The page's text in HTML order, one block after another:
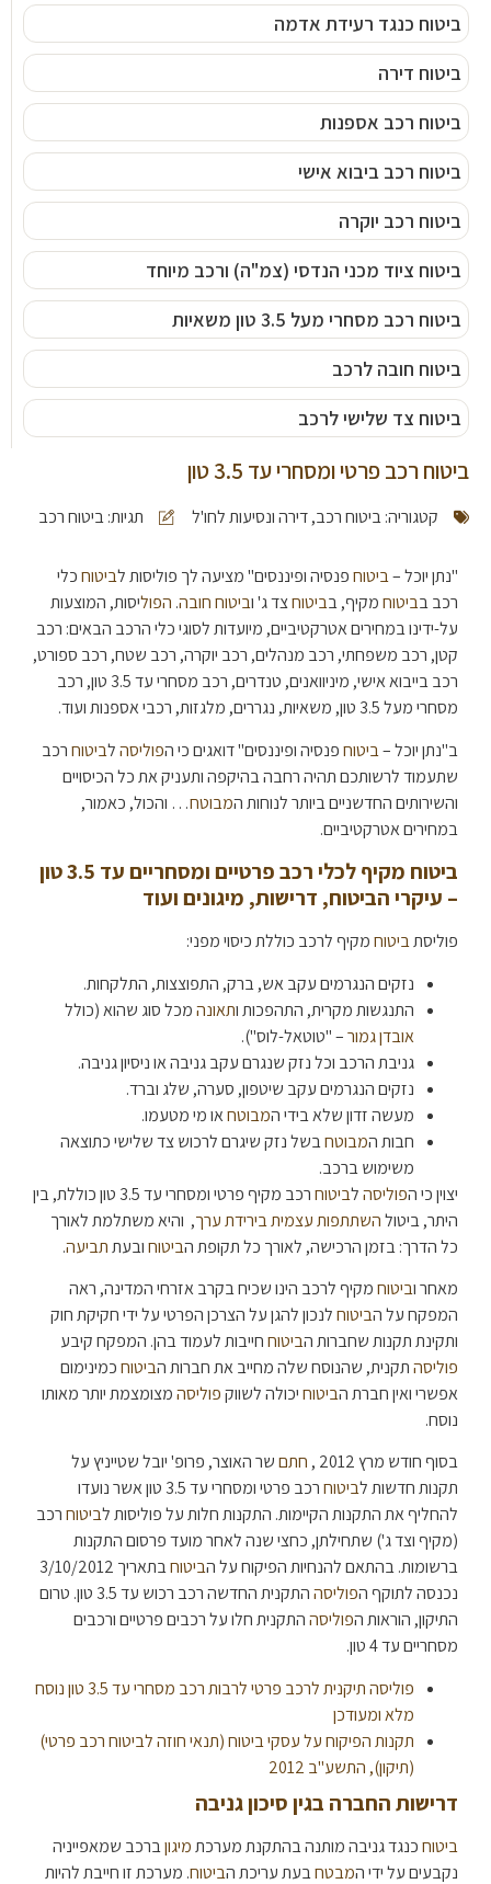
ביטוח כנגד רעידת אדמה
ביטוח דירה
ביטוח רכב אספנות
ביטוח רכב ביבוא אישי
ביטוח רכב יוקרה
ביטוח ציוד מכני הנדסי (צמ"ה) ורכב מיוחד
ביטוח רכב מסחרי מעל 3.5 טון משאיות
ביטוח חובה לרכב
ביטוח צד שלישי לרכב
ביטוח רכב פרטי ומסחרי עד 3.5 טון
קטגוריה:ביטוח רכב, דירה ונסיעות לחו'ל תגיות:ביטוח רכב
"נתן יוכל –ביטוחפנסיה ופיננסים" מציעה לך פוליסות לביטוחכלי
רכב בביטוחמקיף, בביטוחצד ג' וביטוח חובה. הפוליסות, המוצעות
על-ידינו במחירים אטרקטיביים, מיועדות לסוגי כלי הרכב הבאים: רכב
קטן, רכב משפחתי, רכב מנהלים, רכב יוקרה, רכב שטח, רכב ספורט,
רכב בייבוא אישי, מיניוואנים, טנדרים, רכב מסחרי עד 3.5 טון, רכב
מסחרי מעל 3.5 טון, משאיות, נגררים, מלגזות, רכבי אספנות ועוד.
ב"נתן יוכל –ביטוחפנסיה ופיננסים" דואגים כי הפוליסהלביטוחרכב
שתעמוד לרשותכם תהיה רחבה בהיקפה ותעניק את כל הכיסויים
והשירותים החדשניים ביותר לנוחות המבוטח… והכול, כאמור,
במחירים אטרקטיביים.
ביטוח מקיף לכלי רכב פרטיים ומסחריים עד 3.5 טון
– עיקרי הביטוח, דרישות, מיגונים ועוד
פוליסתביטוחמקיף לרכב כוללת כיסוי מפני:
נזקים הנגרמים עקב אש, ברק, התפוצצות, התלקחות.
התנגשות מקרית, התהפכות ותאונהמכל סוג שהוא (כולל
אובדן גמור– "טוטאל-לוס").
גניבת הרכב וכל נזק שנגרם עקב גניבה או ניסיון גניבה.
נזקים הנגרמים עקב שיטפון, סערה, שלג וברד.
מעשה זדון שלא בידי המבוטחאו מי מטעמו.
חבות המבוטחבשל נזק שיגרם לרכוש צד שלישי כתוצאה
משימוש ברכב.
יצוין כי הפוליסהלביטוח
רכב מקיף פרטי ומסחרי עד 3.5 טון כוללת, בין
היתר, ביטולהשתתפות עצמית בירידת ערך, והיא משתלמת לאורך
כל הדרך: בזמן הרכישה, לאורך כל תקופת הביטוחובעתתביעה.
מאחר וביטוחמקיף לרכב הינו שכיח בקרב אזרחי המדינה, ראה
המפקח על הביטוחלנכון להגן על הצרכן הפרטי על ידי חקיקת חוק
ותקינת תקנות שחברות הביטוחחייבות לעמוד בהן. המפקח קיבע
פוליסהתקנית, שהנוסח שלה מחייב את חברות הביטוחכמינימום
אפשרי ואין חברת הביטוחיכולה לשווקפוליסהמצומצמת יותר מאותו
נוסח.
בסוף חודש מרץ 2012 ,
חתםשר האוצר, פרופ' יובל שטייניץ על
תקנות חדשות לביטוח
רכב פרטי ומסחרי עד 3.5 טון אשר נועדו
להחליף את התקנות הקיימות. התקנות חלות על פוליסות לביטוחרכב
(מקיף וצד ג') שתחילתן, כחצי שנה לאחר מועד פרסום התקנות
ברשומות. בהתאם להנחיות הפיקוח על הביטוח
בתאריך 3/10/2012
נכנסה לתוקף הפוליסה
התקנית החדשה רכב רכוש עד 3.5 טון. טרום
התיקון, הוראות הפוליסההתקנית חלו על רכבים פרטיים ורכבים
מסחריים עד 4 טון.
פוליסה תיקנית לרכב פרטי לרבות רכב מסחרי עד 3.5 טון נוסח
מלא ומעודכן
תקנות הפיקוח על עסקי ביטוח (תנאי חוזה לביטוח רכב פרטי)
(תיקון), התשע"ב 2012
דרישות החברה בגין סיכון גניבה
ביטוחכנגד גניבה מותנה בהתקנת מערכתמיגוןברכב שמאפייניה
נקבעים על ידי המבטחבעת עריכת הביטוח. מערכת זו חייבת להיות